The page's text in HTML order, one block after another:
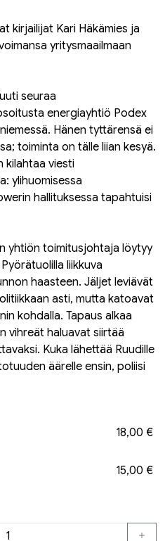
kirjailijat Kari Häkämies ja
yritysmaailmaan
seuraa
energiayhtiö Podex
Hänen tyttärensä ei
toiminta on tälle liian kesyä.
kilahtaa viesti
ylihuomisessa
hallituksessa tapahtuisi
yhtiön toimitusjohtaja löytyy
liikkuva
haasteen. Jäljet leviävät
asti, mutta katoavat
kohdalla. Tapaus alkaa
vihreät haluavat siirtää
Kuka lähettää Ruudille
äärelle ensin, poliisi
18,00 €
15,00 €